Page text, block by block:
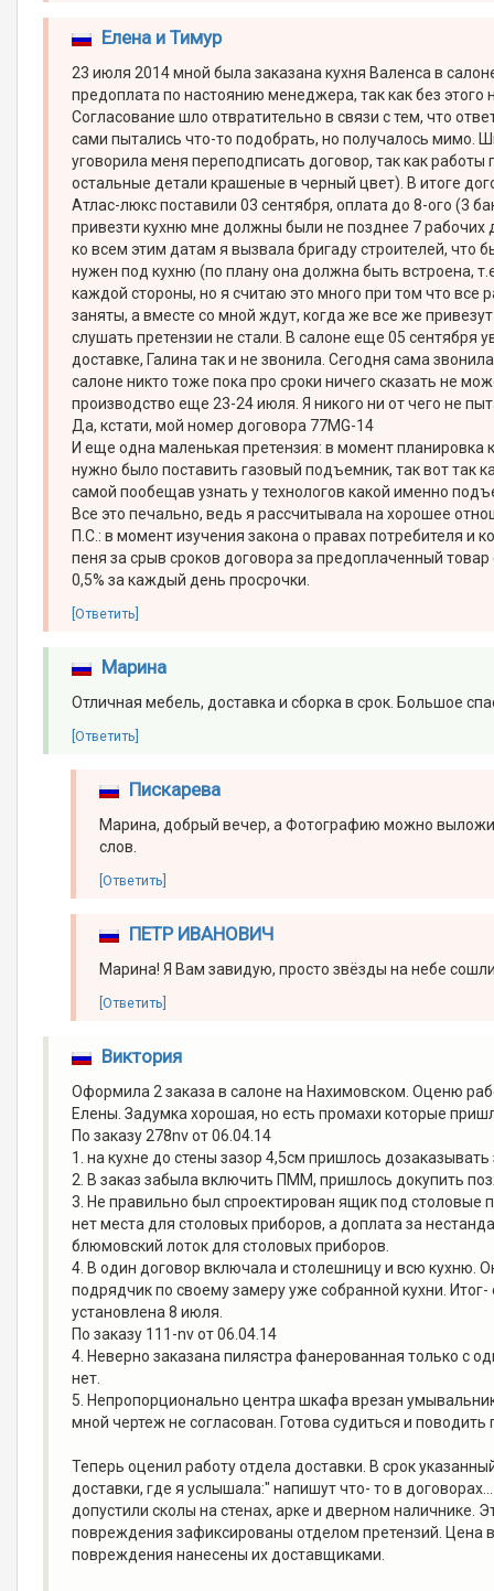
Елена и Тимур
23 июля 2014 мной была заказана кухня Валенса в
предоплата по настоянию менеджера, так как без
Согласование шло отвратительно в связи с тем, что
сами пытались что-то подобрать, но получалось мимо.
уговорила меня переподписать договор, так как
остальные детали крашеные в черный цвет). В итоге
Атлас-люкс поставили 03 сентября, оплата до 8-ого (3
привезти кухню мне должны были не позднее 7 рабочих
ко всем этим датам я вызвала бригаду строителей,
нужен под кухню (по плану она должна быть встроена,
каждой стороны, но я считаю это много при том что все
заняты, а вместе со мной ждут, когда же все же
слушать претензии не стали. В салоне еще 05 сентября
доставке, Галина так и не звонила. Сегодня сама
салоне никто тоже пока про сроки ничего сказать не
производство еще 23-24 июля. Я никого ни от чего не
Да, кстати, мой номер договора 77MG-14
И еще одна маленькая претензия: в момент
нужно было поставить газовый подъемник, так вот так
самой пообещав узнать у технологов какой именно
Все это печально, ведь я рассчитывала на хорошее
П.С.: в момент изучения закона о правах потребителя и
пеня за срыв сроков договора за предоплаченный
0,5% за каждый день просрочки.
[Ответить]
Марина
Отличная мебель, доставка и сборка в срок. Большое
[Ответить]
Пискарева
Марина, добрый вечер, а Фотографию можно
слов.
[Ответить]
ПЕТР ИВАНОВИЧ
Марина! Я Вам завидую, просто звёзды на небе
[Ответить]
Виктория
Оформила 2 заказа в салоне на Нахимовском. Оценю
Елены. Задумка хорошая, но есть промахи которые
По заказу 278nv от 06.04.14
1. на кухне до стены зазор 4,5см пришлось
2. В заказ забыла включить ПММ, пришлось докупить
3. Не правильно был спроектирован ящик под столовые
нет места для столовых приборов, а доплата за
блюмовский лоток для столовых приборов.
4. В один договор включала и столешницу и всю кухню.
подрядчик по своему замеру уже собранной кухни.
установлена 8 июля.
По заказу 111-nv от 06.04.14
4. Неверно заказана пилястра фанерованная только с
нет.
5. Непропорционально центра шкафа врезан
мной чертеж не согласован. Готова судиться и
Теперь оценил работу отдела доставки. В срок
доставки, где я услышала:" напишут что- то в
допустили сколы на стенах, арке и дверном наличнике.
повреждения зафиксированы отделом претензий. Цена
повреждения нанесены их доставщиками.